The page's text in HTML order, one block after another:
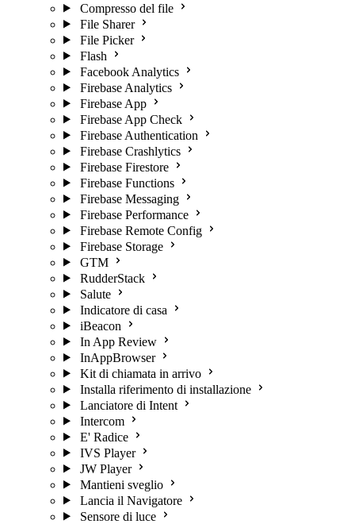
Compresso del file
File Sharer
File Picker
Flash
Facebook Analytics
Firebase Analytics
Firebase App
Firebase App Check
Firebase Authentication
Firebase Crashlytics
Firebase Firestore
Firebase Functions
Firebase Messaging
Firebase Performance
Firebase Remote Config
Firebase Storage
GTM
RudderStack
Salute
Indicatore di casa
iBeacon
In App Review
InAppBrowser
Kit di chiamata in arrivo
Installa riferimento di installazione
Lanciatore di Intent
Intercom
E' Radice
IVS Player
JW Player
Mantieni sveglio
Lancia il Navigatore
Sensore di luce